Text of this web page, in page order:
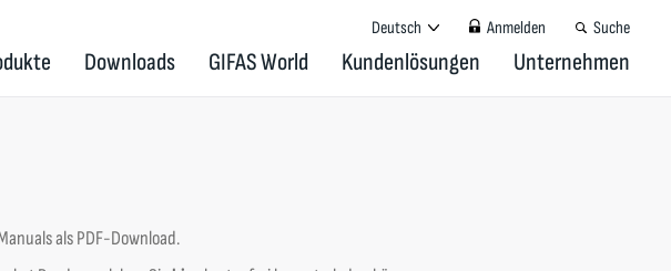
Deutsch Anmelden Suche
Downloads GIFAS World Kundenlösungen Unternehmen
als PDF-Download.